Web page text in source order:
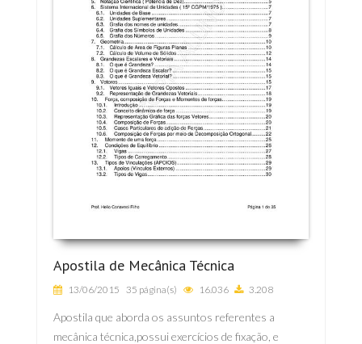
Apostila de Mecânica Técnica
13/06/2015 35 página(s) 16.036 3.208
Apostila que aborda os assuntos referentes a
mecânica técnica,possui exercícios de fixação, e